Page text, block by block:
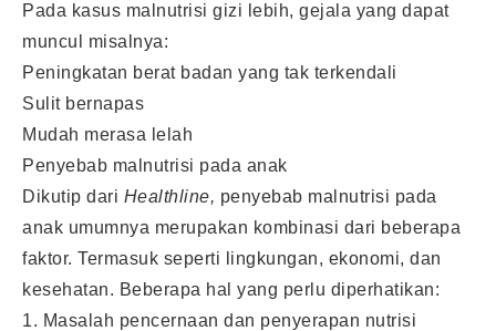
Pada kasus malnutrisi gizi lebih, gejala yang dapat
muncul misalnya:
Peningkatan berat badan yang tak terkendali
Sulit bernapas
Mudah merasa lelah
Penyebab malnutrisi pada anak
Dikutip dari Healthline, penyebab malnutrisi pada
anak umumnya merupakan kombinasi dari beberapa
faktor. Termasuk seperti lingkungan, ekonomi, dan
kesehatan. Beberapa hal yang perlu diperhatikan:
1. Masalah pencernaan dan penyerapan nutrisi